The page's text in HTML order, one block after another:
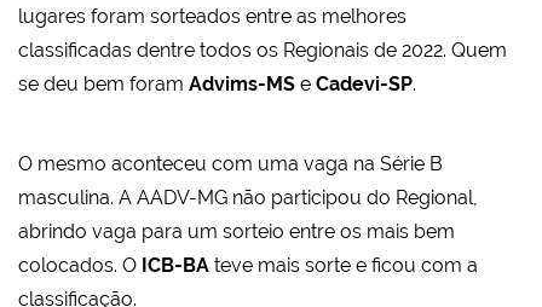
lugares foram sorteados entre as melhores
classificadas dentre todos os Regionais de 2022. Quem
se deu bem foram Advims-MS e Cadevi-SP.
O mesmo aconteceu com uma vaga na Série B
masculina. A AADV-MG não participou do Regional,
abrindo vaga para um sorteio entre os mais bem
colocados. O ICB-BA teve mais sorte e ficou com a
classificação.